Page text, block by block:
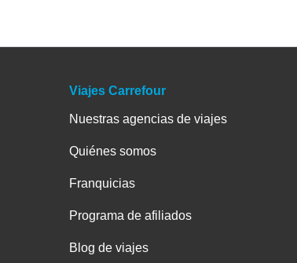
Viajes Carrefour
Nuestras agencias de viajes
Quiénes somos
Franquicias
Programa de afiliados
Blog de viajes